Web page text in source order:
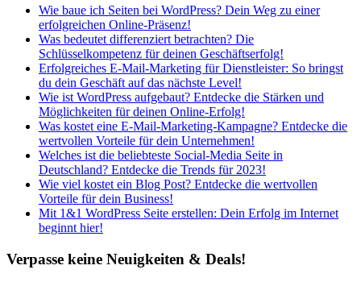
Wie baue ich Seiten bei WordPress? Dein Weg zu einer
erfolgreichen Online-Präsenz!
Was bedeutet differenziert betrachten? Die
Schlüsselkompetenz für deinen Geschäftserfolg!
Erfolgreiches E-Mail-Marketing für Dienstleister: So bringst
du dein Geschäft auf das nächste Level!
Wie ist WordPress aufgebaut? Entdecke die Stärken und
Möglichkeiten für deinen Online-Erfolg!
Was kostet eine E-Mail-Marketing-Kampagne? Entdecke die
wertvollen Vorteile für dein Unternehmen!
Welches ist die beliebteste Social-Media Seite in
Deutschland? Entdecke die Trends für 2023!
Wie viel kostet ein Blog Post? Entdecke die wertvollen
Vorteile für dein Business!
Mit 1&1 WordPress Seite erstellen: Dein Erfolg im Internet
beginnt hier!
Verpasse keine Neuigkeiten & Deals!